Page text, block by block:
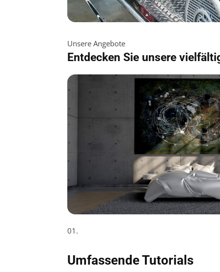
Unsere Angebote
Entdecken Sie unsere
01.
Umfassende Tutorials